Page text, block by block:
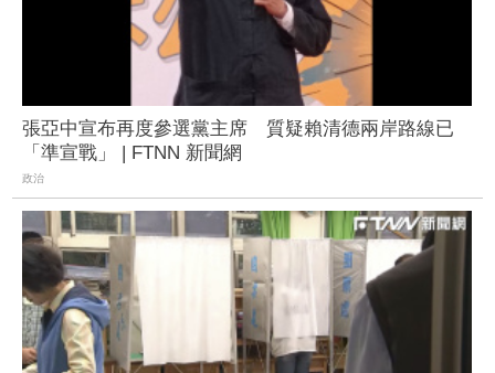
張亞中宣布再度參選黨主席 質疑賴清德兩岸路線已
「準宣戰」 | FTNN 新聞網
政治